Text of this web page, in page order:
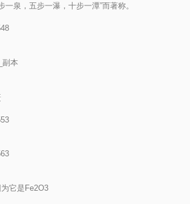
泉，五步一瀑，十步一潭”而著称。
它是Fe2O3